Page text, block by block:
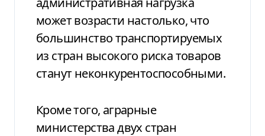
может возрасти настолько, что
большинство транспортируемых
из стран высокого риска товаров
станут неконкурентоспособными.
Кроме того, аграрные
министерства двух стран